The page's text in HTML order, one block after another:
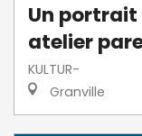
Un
atelier
KULTUR-
Granville